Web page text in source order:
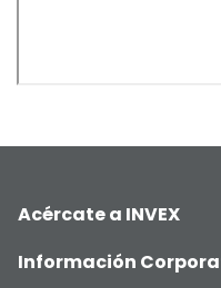
Acércate a INVEX
Información